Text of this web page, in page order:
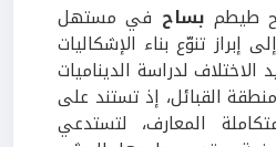
طيطم بساح في مستهل
تنوّع بناء الإشكاليات
لدراسة الديناميات
القبائل، إذ تستند على
متكاملة المعارف، لتستدعي